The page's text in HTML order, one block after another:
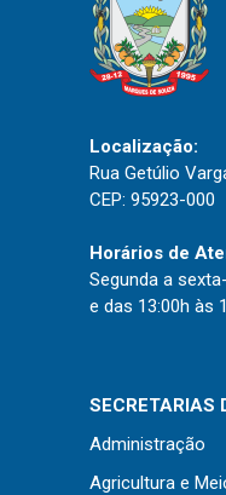
Localização:
Rua Getúlio
CEP: 95923-000
Horários de
Segunda a
e das 13:00h às
SECRETARIAS
Administração
Agricultura e